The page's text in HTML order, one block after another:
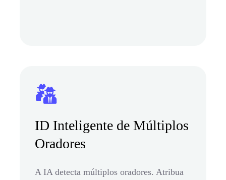
ID Inteligente de Múltiplos
Oradores
A IA detecta múltiplos oradores. Atribua